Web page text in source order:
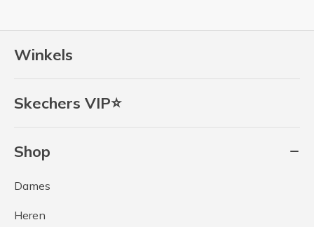
Winkels
Skechers VIP⭐
Shop
Dames
Heren